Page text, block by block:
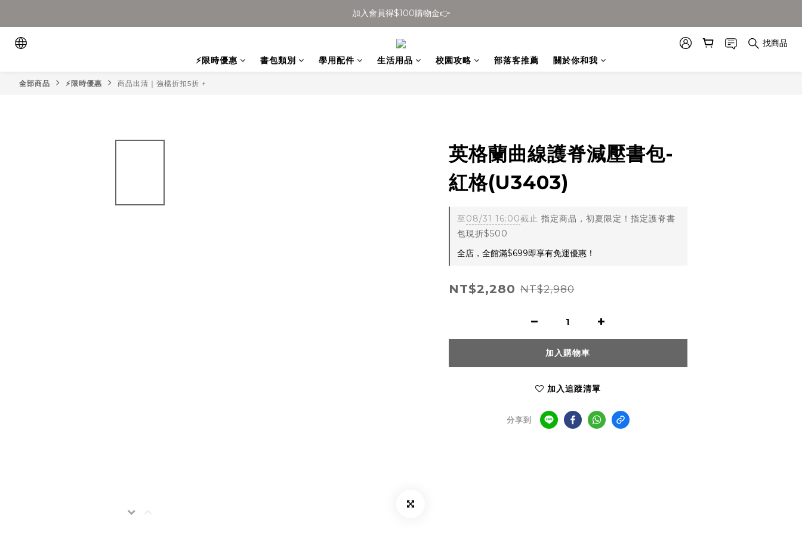
全館滿$699免運
加入會員得$100購物金👉
全館滿$699免運
找商品
⚡限時優惠
書包類別 學用配件 生活用品 校園攻略 部落客推薦 關於你和我
全部商品 ⚡限時優惠 商品出清｜強檔折扣5折 ↑
英格蘭曲線護脊減壓書包-
紅格(U3403)
至08/31 16:00截止 指定商品，初夏限定！指定護脊書
包現折$500
全店，全館滿$699即享有免運優惠！
NT$2,280 NT$2,980
加入購物車
加入追蹤清單
分享到